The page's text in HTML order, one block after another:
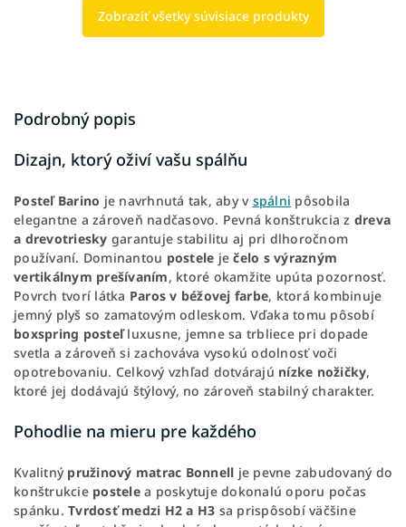
Zobraziť všetky súvisiace produkty
Podrobný popis
Dizajn, ktorý oživí vašu spálňu
Posteľ Barino je navrhnutá tak, aby v spálni pôsobila
elegantne a zároveň nadčasovo. Pevná konštrukcia z dreva
a drevotriesky garantuje stabilitu aj pri dlhoročnom
používaní. Dominantou postele ječelo s výrazným
vertikálnym prešívaním, ktoré okamžite upúta pozornosť.
Povrch tvorí látka Paros v béžovej farbe, ktorá kombinuje
jemný plyš so zamatovým odleskom. Vďaka tomu pôsobí
boxspring posteľluxusne, jemne sa trbliece pri dopade
svetla a zároveň si zachováva vysokú odolnosť voči
opotrebovaniu. Celkový vzhľad dotvárajú nízke nožičky,
ktoré jej dodávajú štýlový, no zároveň stabilný charakter.
Pohodlie na mieru pre každého
Kvalitný pružinový matrac Bonnell je pevne zabudovaný do
konštrukcie postelea poskytuje dokonalú oporu počas
spánku. Tvrdosť medzi H2 a H3 sa prispôsobí väčšine